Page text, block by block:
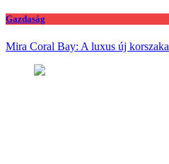
Gazdaság
Mira Coral Bay: A luxus új korszaka